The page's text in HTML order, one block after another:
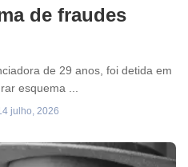
de fraudes
de 29 anos, foi detida em
esquema ...
julho, 2026